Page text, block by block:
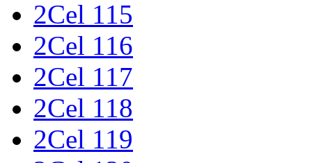
2Cel 115
2Cel 116
2Cel 117
2Cel 118
2Cel 119